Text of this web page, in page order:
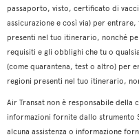
passaporto, visto, certificato di
assicurazione e così via) per
presenti nel tuo itinerario, nonché
requisiti e gli obblighi che tu o
(come quarantena, test o altro) per
regioni presenti nel tuo itinerario,
Air Transat non è responsabile della
informazioni fornite dallo strumento
alcuna assistenza o informazione